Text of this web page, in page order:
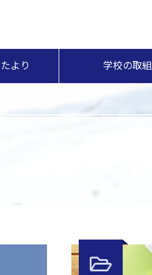
より 学校の取組